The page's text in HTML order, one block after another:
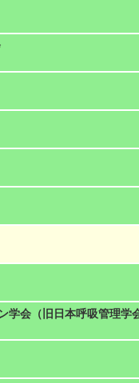
学会（旧日本呼吸管理学